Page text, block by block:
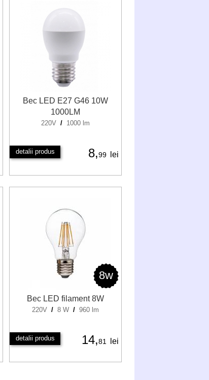
Bec LED E27 G46 10W
1000LM
220V / 1000 lm
detalii produs 8,99 lei
8w
Bec LED filament 8W
220V / 8 W / 960 lm
detalii produs 14,81 lei